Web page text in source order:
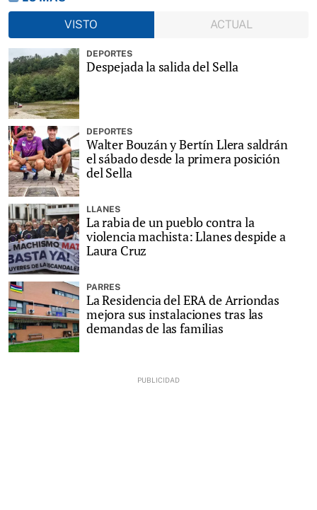
VISTO
ACTUAL
DEPORTES
Despejada la salida del Sella
DEPORTES
Walter Bouzán y Bertín Llera saldrán
el sábado desde la primera posición
del Sella
LLANES
La rabia de un pueblo contra la
violencia machista: Llanes despide a
Laura Cruz
PARRES
La Residencia del ERA de Arriondas
mejora sus instalaciones tras las
demandas de las familias